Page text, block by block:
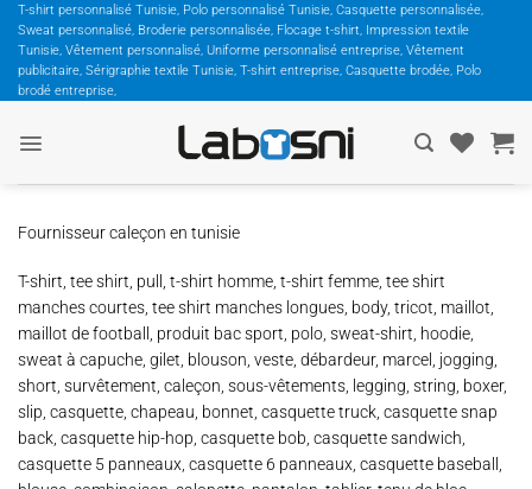
Passer
contenu
T-shirt personnalisé Tunisie, Polo personnalisé Tunisie, Casquette personnalisée,
Sweat personnalisé, Broderie personnalisée, Flocage t-shirt, Impression textile
Tunisie, Vêtement personnalisé, Uniforme personnalisé entreprise, Vêtement
publicitaire, Sérigraphie textile Tunisie, T-shirt entreprise, Casquette brodée, Polo
brodé entreprise,
Fournisseur caleçon en tunisie
T-shirt, tee shirt, pull, t-shirt homme, t-shirt femme, tee shirt
manches courtes, tee shirt manches longues, body, tricot, maillot,
maillot de football, produit bac sport, polo, sweat-shirt, hoodie,
sweat à capuche, gilet, blouson, veste, débardeur, marcel, jogging,
short, survêtement, caleçon, sous-vêtements, legging, string, boxer,
slip, casquette, chapeau, bonnet, casquette truck, casquette snap
back, casquette hip-hop, casquette bob, casquette sandwich,
casquette 5 panneaux, casquette 6 panneaux, casquette baseball,